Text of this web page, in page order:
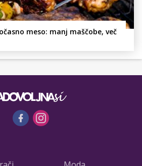
meso: manj maščobe, več